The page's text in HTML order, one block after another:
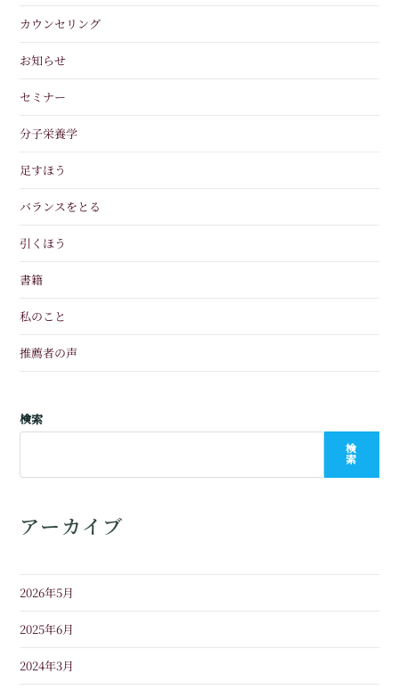
カウンセリング
お知らせ
セミナー
分子栄養学
足すほう
バランスをとる
引くほう
書籍
私のこと
推薦者の声
検索
検
索
アーカイブ
2026年5月
2025年6月
2024年3月